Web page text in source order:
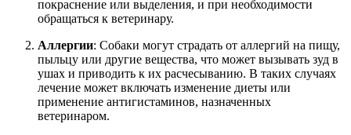
покраснение или выделения, и при необходимости
обращаться к ветеринару.
Аллергии: Собаки могут страдать от аллергий на пищу,
пыльцу или другие вещества, что может вызывать зуд в
ушах и приводить к их расчесыванию. В таких случаях
лечение может включать изменение диеты или
применение антигистаминов, назначенных
ветеринаром.